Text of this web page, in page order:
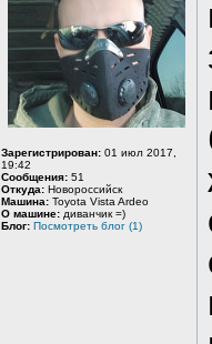
Зарегистрирован: 01 июл 2017,
19:42
Сообщения: 51
Откуда: Новороссийск
Машина: Toyota Vista Ardeo
О машине: диванчик =)
Блог: Посмотреть блог (1)